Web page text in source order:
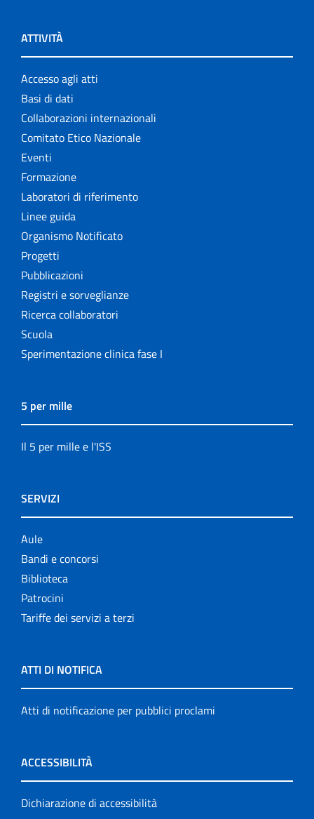
ATTIVITÀ
Accesso agli atti
Basi di dati
Collaborazioni internazionali
Comitato Etico Nazionale
Eventi
Formazione
Laboratori di riferimento
Linee guida
Organismo Notificato
Progetti
Pubblicazioni
Registri e sorveglianze
Ricerca collaboratori
Scuola
Sperimentazione clinica fase I
5 per mille
Il 5 per mille e l'ISS
SERVIZI
Aule
Bandi e concorsi
Biblioteca
Patrocini
Tariffe dei servizi a terzi
ATTI DI NOTIFICA
Atti di notificazione per pubblici proclami
ACCESSIBILITÀ
Dichiarazione di accessibilità